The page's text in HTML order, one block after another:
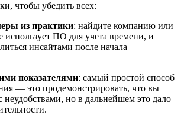
чтобы убедить всех:
из практики: найдите компанию или
использует ПО для учета времени, и
инсайтами после начала
показателями: самый простой способ
— это продемонстрировать, что вы
неудобствами, но в дальнейшем это дало